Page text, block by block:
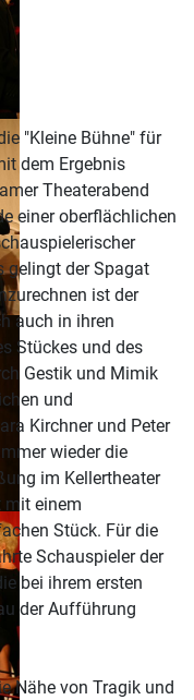
"Kleine Bühne" für
dem Ergebnis
Theaterabend
einer oberflächlichen
gelingt der Spagat
ist der
auch in ihren
Stückes und des
Gestik und Mimik
und
Kirchner und Peter
wieder die
im Kellertheater
mit einem
Stück. Für die
Schauspieler der
bei ihrem ersten
der Aufführung
Nähe von Tragik und